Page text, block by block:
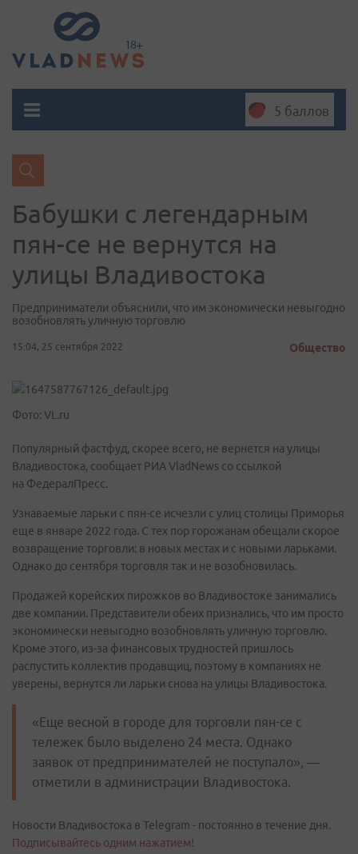
5 баллов
Бабушки с легендарным
пян-се не вернутся на
улицы Владивостока
Предприниматели объяснили, что им экономически невыгодно
возобновлять уличную торговлю
15:04, 25 сентября 2022 Общество
Фото: VL.ru
Популярный фастфуд, скорее всего, не вернется на улицы
Владивостока, сообщает РИА VladNews со ссылкой
на ФедералПресс.
Узнаваемые ларьки с пян-се исчезли с улиц столицы Приморья
еще в январе 2022 года. С тех пор горожанам обещали скорое
возвращение торговли: в новых местах и с новыми ларьками.
Однако до сентября торговля так и не возобновилась.
Продажей корейских пирожков во Владивостоке занимались
две компании. Представители обеих признались, что им просто
экономически невыгодно возобновлять уличную торговлю.
Кроме этого, из-за финансовых трудностей пришлось
распустить коллектив продавщиц, поэтому в компаниях не
уверены, вернутся ли ларьки снова на улицы Владивостока.
«Еще весной в городе для торговли пян-се с
тележек было выделено 24 места. Однако
заявок от предпринимателей не поступало», —
отметили в администрации Владивостока.
Новости Владивостока в Telegram - постоянно в течение дня.
Подписывайтесь одним нажатием!